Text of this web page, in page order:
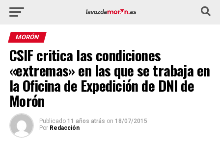
MORÓN
CSIF critica las condiciones
«extremas» en las que se trabaja en
la Oficina de Expedición de DNI de
Morón
Publicado 11 años atrás on 18/07/2015
Por Redacción